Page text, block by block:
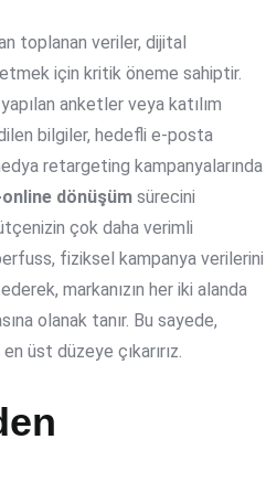
toplanan veriler, dijital
için kritik öneme sahiptir.
anketler veya katılım
bilgiler, hedefli e-posta
retargeting kampanyalarında
dönüşüm sürecini
çok daha verimli
fiziksel kampanya verilerini
markanızın her iki alanda
olanak tanır. Bu sayede,
üst düzeye çıkarırız.